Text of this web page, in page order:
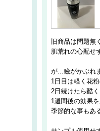
旧商品は問題無
肌荒れの心配せ
が…瞼がかぶれ
1日目は軽く花
2日続けたら酷
1週間後の効果
季節的な事もあ